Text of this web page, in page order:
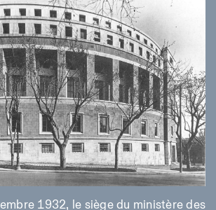
1932, le siège du ministère des